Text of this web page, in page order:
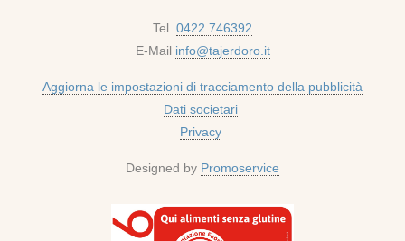
Tel. 0422 746392
E-Mail info@tajerdoro.it
Aggiorna le impostazioni di tracciamento della pubblicità
Dati societari
Privacy
Designed by Promoservice